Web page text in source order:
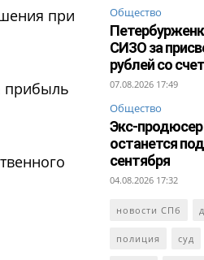
при
прибыль
Общество
СИЗО за
рублей со
07.08.2026 17:49
Общество
Экс-продюсер
останется
сентября
04.08.2026 17:32
новости СПб
полиция суд